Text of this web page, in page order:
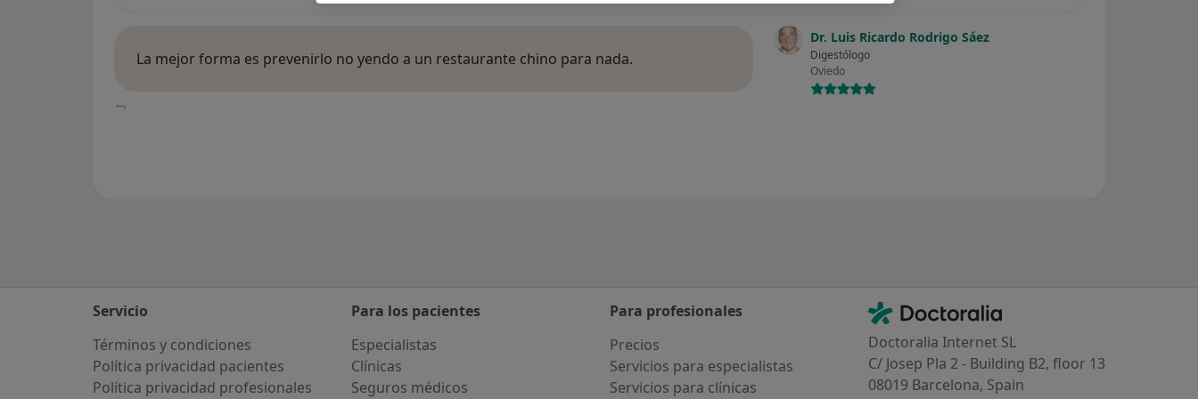
Dr. Luis Ricardo Rodrigo Sáez
Digestólogo
Oviedo
La mejor forma es prevenirlo no yendo a un restaurante chino para nada.
Servicio
Términos y condiciones
Política privacidad pacientes
Política privacidad profesionales
Para los pacientes
Especialistas
Clínicas
Seguros médicos
Para profesionales
Precios
Servicios para especialistas
Servicios para clínicas
Contacto
Doctoralia - Página de inicio
Doctoralia Internet SL
C/ Josep Pla 2 - Building B2, floor 13
08019 Barcelona, Spain